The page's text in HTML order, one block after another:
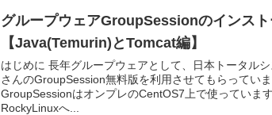
グループウェアGroupSessionのインス
【Java(Temurin)とTomcat編】
はじめに 長年グループウェアとして、日本トータル
さんのGroupSession無料版を利用させてもらってい
GroupSessionはオンプレのCentOS7上で使っていま
RockyLinuxへ...